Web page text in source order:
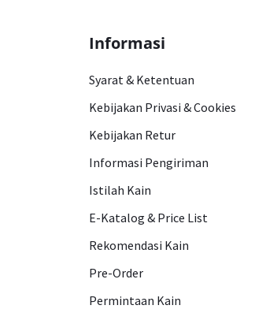
Informasi
Syarat & Ketentuan
Kebijakan Privasi & Cookies
Kebijakan Retur
Informasi Pengiriman
Istilah Kain
E-Katalog & Price List
Rekomendasi Kain
Pre-Order
Permintaan Kain